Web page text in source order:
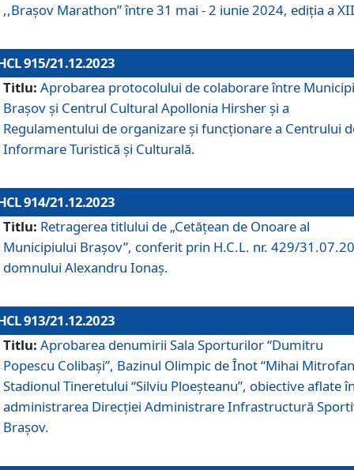
,,Brașov Marathon” între 31 mai - 2 iunie 2024, ediția a
915/21.12.2023
Titlu: Aprobarea protocolului de colaborare între
Brașov și Centrul Cultural Apollonia Hirsher și a
Regulamentului de organizare și funcționare a Centrului
Informare Turistică și Culturală.
914/21.12.2023
Titlu: Retragerea titlului de „Cetățean de Onoare al
Municipiului Brașov”, conferit prin H.C.L. nr. 429/
domnului Alexandru Ionaș.
913/21.12.2023
Titlu: Aprobarea denumirii Sala Sporturilor “Dumitru
Popescu Colibași”, Bazinul Olimpic de Înot “Mihai
Stadionul Tineretului “Silviu Ploeșteanu”, obiective aflate
administrarea Direcției Administrare Infrastructură
Brașov.